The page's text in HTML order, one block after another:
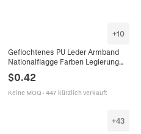
+10
Geflochtenes PU Leder Armband
Nationalflagge Farben Legierung
Schnalle Lässiger Schmuck Unisex
$0.42
Keine MOQ · 447 kürzlich verkauft
+43